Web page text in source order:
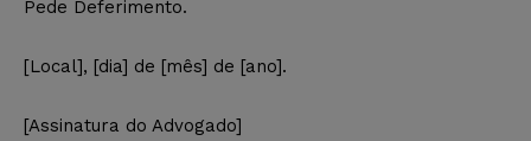
Pede Deferimento.
[Local], [dia] de [mês] de [ano].
[Assinatura do Advogado]